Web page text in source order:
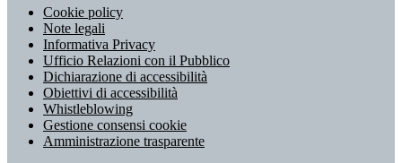
Cookie policy
Note legali
Informativa Privacy
Ufficio Relazioni con il Pubblico
Dichiarazione di accessibilità
Obiettivi di accessibilità
Whistleblowing
Gestione consensi cookie
Amministrazione trasparente